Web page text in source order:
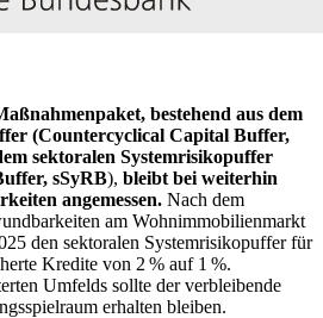
bestehend aus dem
(Countercyclical Capital Buffer,
sektoralen Systemrisikopuffer
, sSyRB), bleibt bei weiterhin
angemessen. Nach dem
am Wohnimmobilienmarkt
den sektoralen Systemrisikopuffer für
Kredite von 2 % auf 1 %.
Umfelds sollte der verbleibende
erhalten bleiben.